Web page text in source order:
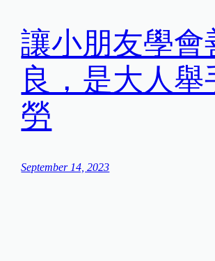
讓小朋友學會
良，是大人舉
勞
September 14, 2023